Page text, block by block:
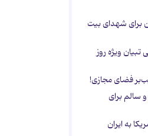
برای شهدای بیت
ویژه روز
فضای مجازی!
سالم برای
به ایران